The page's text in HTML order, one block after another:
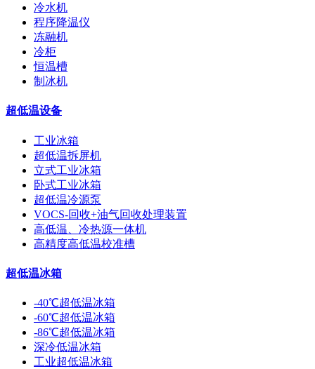
冷水机
程序降温仪
冻融机
冷柜
恒温槽
制冰机
超低温设备
工业冰箱
超低温拆屏机
立式工业冰箱
卧式工业冰箱
超低温冷源泵
VOCS-回收+油气回收处理装置
高低温、冷热源一体机
高精度高低温校准槽
超低温冰箱
-40℃超低温冰箱
-60℃超低温冰箱
-86℃超低温冰箱
深冷低温冰箱
工业超低温冰箱